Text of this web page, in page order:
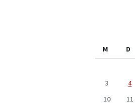
M
D
3
4
10
11